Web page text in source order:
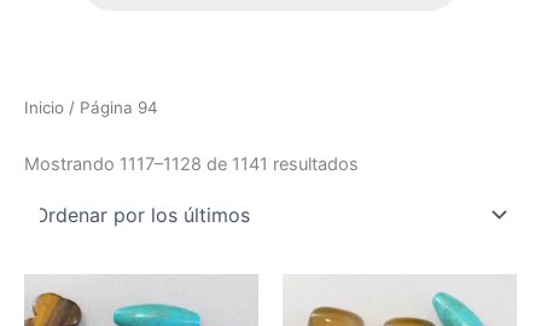
Inicio / Página 94
Mostrando 1117–1128 de 1141 resultados